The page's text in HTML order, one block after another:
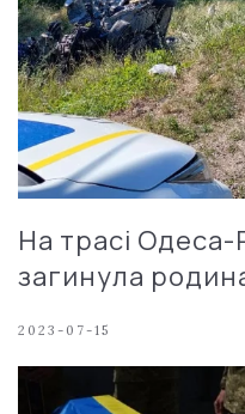
На трасі
загинула
2023-07-15